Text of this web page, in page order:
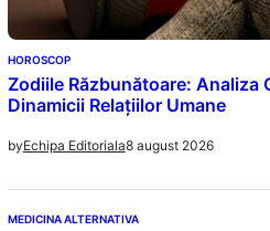
HOROSCOP
Zodiile Răzbunătoare: Analiza
Dinamicii Relațiilor Umane
byEchipa Editoriala8 august 2026
MEDICINA ALTERNATIVA